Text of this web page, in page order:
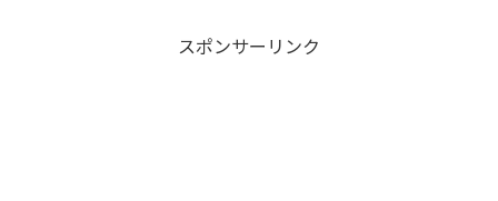
スポンサーリンク